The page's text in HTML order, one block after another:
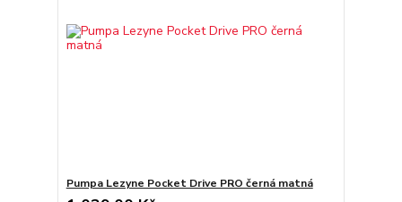
Pumpa Lezyne Pocket Drive PRO černá matná